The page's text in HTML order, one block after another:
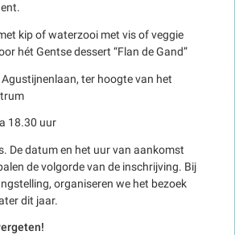
kip of waterzooi met vis of veggie
hét Gentse dessert “Flan de Gand”
ter hoogte van het
18.30 uur
De datum en het uur van aankomst
de volgorde van de inschrijving. Bij
organiseren we het bezoek
dit jaar.